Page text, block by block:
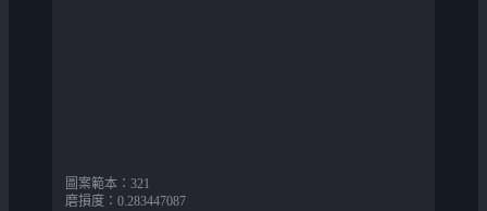
圖案範本 ： 321
磨損度 ： 0.283447087